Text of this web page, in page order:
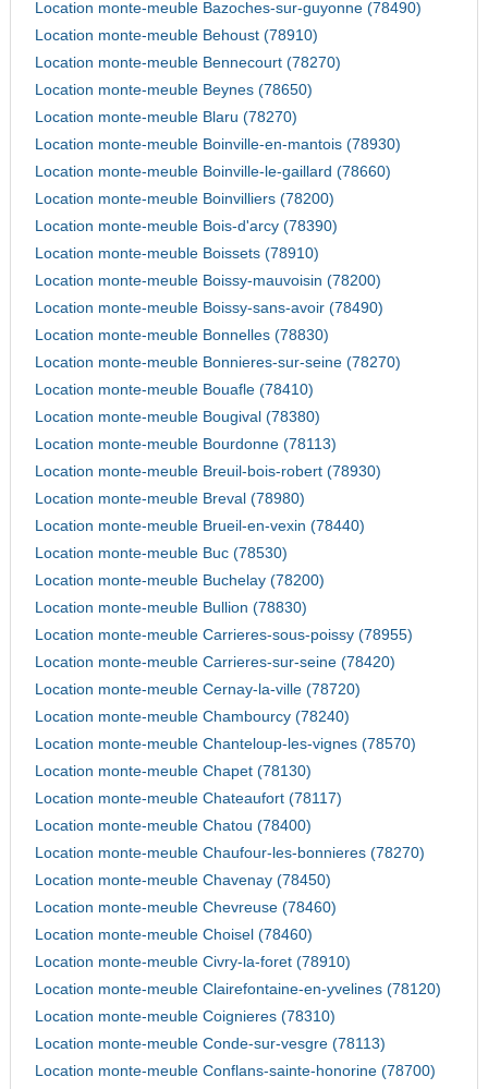
Location monte-meuble Bazoches-sur-guyonne (78490)
Location monte-meuble Behoust (78910)
Location monte-meuble Bennecourt (78270)
Location monte-meuble Beynes (78650)
Location monte-meuble Blaru (78270)
Location monte-meuble Boinville-en-mantois (78930)
Location monte-meuble Boinville-le-gaillard (78660)
Location monte-meuble Boinvilliers (78200)
Location monte-meuble Bois-d'arcy (78390)
Location monte-meuble Boissets (78910)
Location monte-meuble Boissy-mauvoisin (78200)
Location monte-meuble Boissy-sans-avoir (78490)
Location monte-meuble Bonnelles (78830)
Location monte-meuble Bonnieres-sur-seine (78270)
Location monte-meuble Bouafle (78410)
Location monte-meuble Bougival (78380)
Location monte-meuble Bourdonne (78113)
Location monte-meuble Breuil-bois-robert (78930)
Location monte-meuble Breval (78980)
Location monte-meuble Brueil-en-vexin (78440)
Location monte-meuble Buc (78530)
Location monte-meuble Buchelay (78200)
Location monte-meuble Bullion (78830)
Location monte-meuble Carrieres-sous-poissy (78955)
Location monte-meuble Carrieres-sur-seine (78420)
Location monte-meuble Cernay-la-ville (78720)
Location monte-meuble Chambourcy (78240)
Location monte-meuble Chanteloup-les-vignes (78570)
Location monte-meuble Chapet (78130)
Location monte-meuble Chateaufort (78117)
Location monte-meuble Chatou (78400)
Location monte-meuble Chaufour-les-bonnieres (78270)
Location monte-meuble Chavenay (78450)
Location monte-meuble Chevreuse (78460)
Location monte-meuble Choisel (78460)
Location monte-meuble Civry-la-foret (78910)
Location monte-meuble Clairefontaine-en-yvelines (78120)
Location monte-meuble Coignieres (78310)
Location monte-meuble Conde-sur-vesgre (78113)
Location monte-meuble Conflans-sainte-honorine (78700)